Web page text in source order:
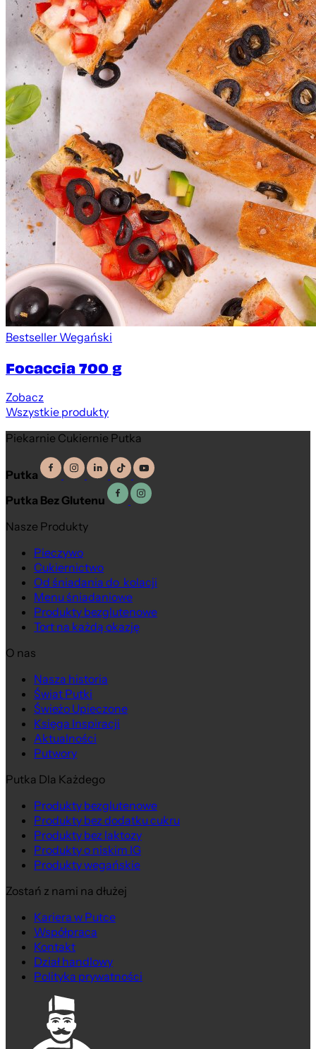
BestsellerWegański
Focaccia 700 g
Zobacz
Wszystkie produkty
Piekarnie Cukiernie Putka
Putka
Putka Bez Glutenu
Nasze Produkty
Pieczywo
Cukiernictwo
Od śniadania do kolacji
Menu śniadaniowe
Produkty bezglutenowe
Tort na każdą okazję
O nas
Nasza historia
Świat Putki
Świeżo Upieczone
Księga Inspiracji
Aktualności
Putwory
Putka Dla Każdego
Produkty bezglutenowe
Produkty bez dodatku cukru
Produkty bez laktozy
Produkty o niskim IG
Produkty wegańskie
Zostań z nami na dłużej
Kariera w Putce
Współpraca
Kontakt
Dział handlowy
Polityka prywatności